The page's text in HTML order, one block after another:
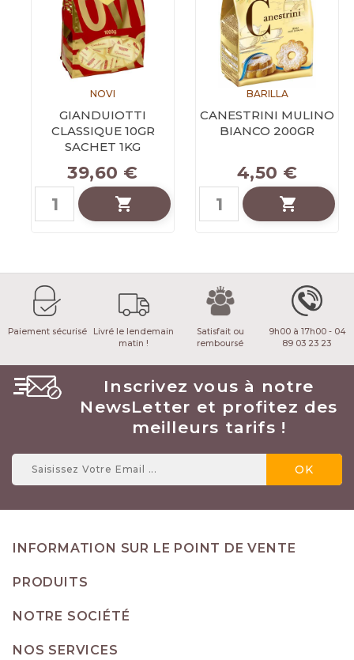
NOVI
GIANDUIOTTI
CLASSIQUE 10GR
SACHET 1KG
Prix
39,60 €

BARILLA
CANESTRINI MULINO
BIANCO 200GR
Prix
4,50 €

Paiement sécurisé
Livré le lendemain
matin !
Satisfait ou
remboursé
9h00 à 17h00 - 04
89 03 23 23
Inscrivez vous à notre
NewsLetter et profitez des
meilleurs tarifs !
INFORMATION SUR LE POINT DE VENTE
PRODUITS
NOTRE SOCIÉTÉ
NOS SERVICES